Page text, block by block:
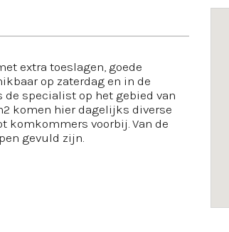
extra toeslagen, goede
op zaterdag en in de
de specialist op het gebied van
komen hier dagelijks diverse
komkommers voorbij. Van de
gevuld zijn.